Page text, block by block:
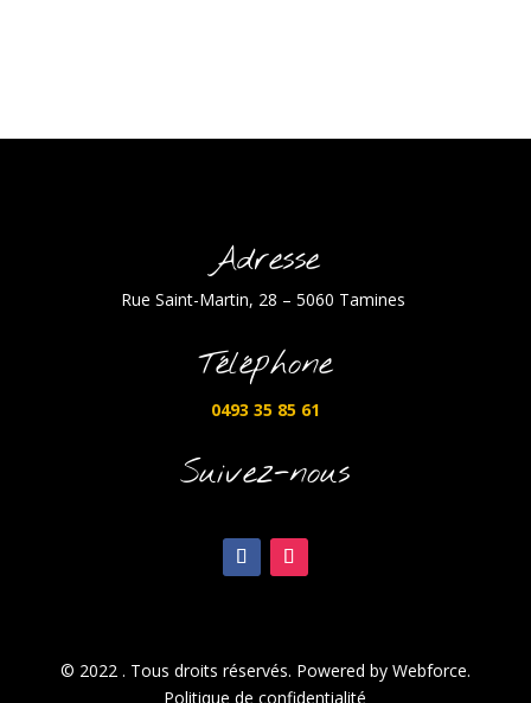
Adresse
Rue Saint-Martin, 28 – 5060 Tamines
Téléphone
0493 35 85 61
Suivez-nous
© 2022 . Tous droits réservés. Powered by Webforce.
Politique de confidentialité